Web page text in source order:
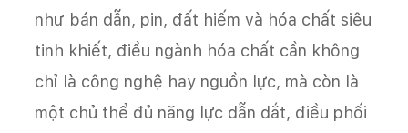
như bán dẫn, pin, đất hiếm và hóa chất siêu
tinh khiết, điều ngành hóa chất cần không
chỉ là công nghệ hay nguồn lực, mà còn là
một chủ thể đủ năng lực dẫn dắt, điều phối